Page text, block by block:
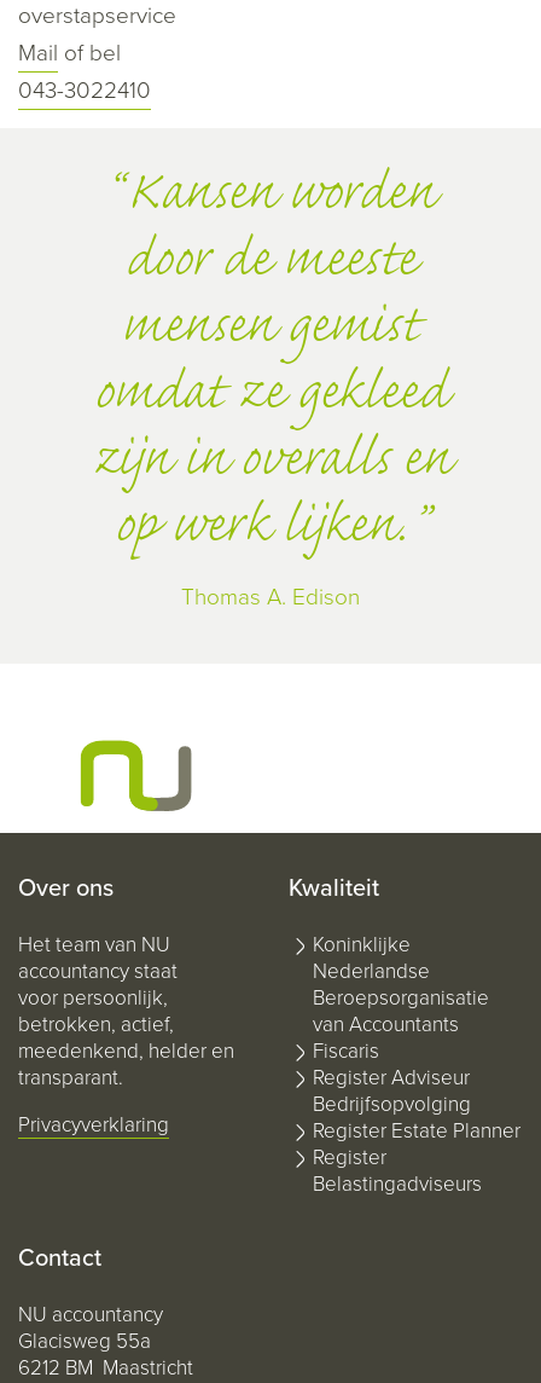
overstapservice
Mail of bel
043-3022410
Kansen worden
door de meeste
mensen gemist
omdat ze gekleed
zijn in overalls en
op werk lijken.
Thomas A. Edison
Over ons
Het team van NU
accountancy staat
voor persoonlijk,
betrokken, actief,
meedenkend, helder en
transparant.
Privacyverklaring
Kwaliteit
Koninklijke
Nederlandse
Beroepsorganisatie
van Accountants
Fiscaris
Register Adviseur
Bedrijfsopvolging
Register Estate Planner
Register
Belastingadviseurs
Contact
NU accountancy
Glacisweg 55a
6212 BM Maastricht